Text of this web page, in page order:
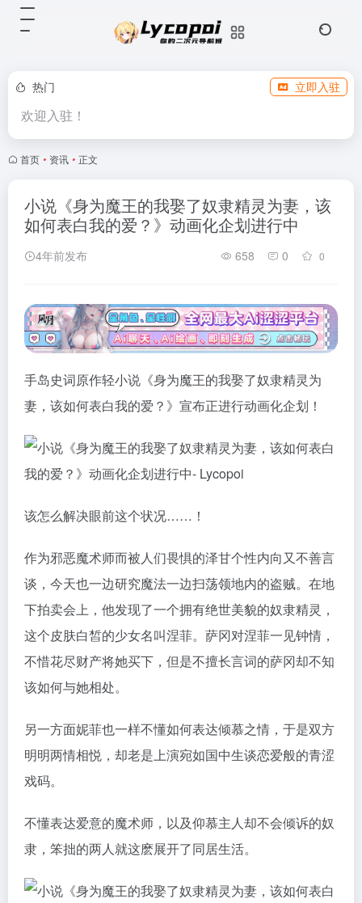
热门 立即入驻
欢迎入驻！
首页 • 资讯 • 正文
小说《身为魔王的我娶了奴隶精灵为妻，该
如何表白我的爱？》动画化企划进行中
4年前发布 658 0 0
手岛史词原作轻小说《身为魔王的我娶了奴隶精灵为
妻，该如何表白我的爱？》宣布正进行动画化企划！ ​​​
该怎么解决眼前这个状况……！
作为邪恶魔术师而被人们畏惧的泽甘个性内向又不善言
谈，今天也一边研究魔法一边扫荡领地内的盗贼。在地
下拍卖会上，他发现了一个拥有绝世美貌的奴隶精灵，
这个皮肤白皙的少女名叫涅菲。萨冈对涅菲一见钟情，
不惜花尽财产将她买下，但是不擅长言词的萨冈却不知
该如何与她相处。
另一方面妮菲也一样不懂如何表达倾慕之情，于是双方
明明两情相悦，却老是上演宛如国中生谈恋爱般的青涩
戏码。
不懂表达爱意的魔术师，以及仰慕主人却不会倾诉的奴
隶，笨拙的两人就这麽展开了同居生活。